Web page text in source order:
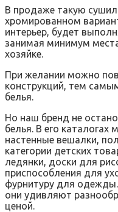
В продаже такую
хромированном
интерьер, будет
занимая минимум
хозяйке.
При желании можно
конструкций, тем
белья.
Но наш бренд не
белья. В его
настенные вешалки,
категории детских
ледянки, доски для
приспособления для
фурнитуру для
они удивляют
ценой.